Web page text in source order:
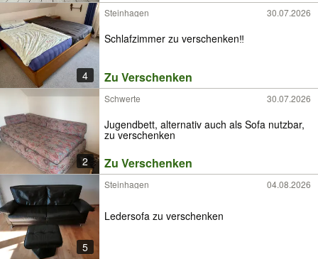
4
Steinhagen 30.07.2026
Schlafzimmer zu verschenken‼️
Zu Verschenken
2
Schwerte 30.07.2026
Jugendbett, alternativ auch als Sofa nutzbar,
zu verschenken
Zu Verschenken
5
Steinhagen 04.08.2026
Ledersofa zu verschenken